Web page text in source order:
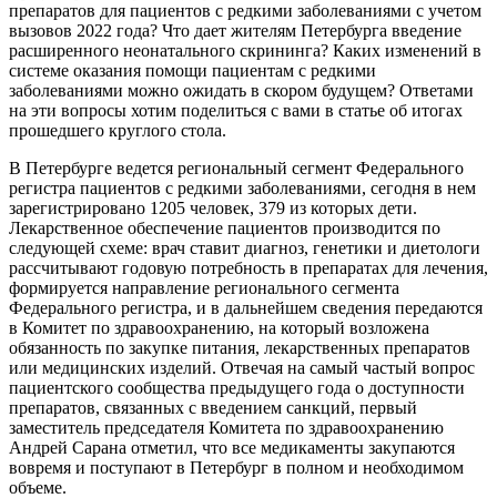
препаратов для пациентов с редкими заболеваниями с учетом
вызовов 2022 года? Что дает жителям Петербурга введение
расширенного неонатального скрининга? Каких изменений в
системе оказания помощи пациентам с редкими
заболеваниями можно ожидать в скором будущем? Ответами
на эти вопросы хотим поделиться с вами в статье об итогах
прошедшего круглого стола.
В Петербурге ведется региональный сегмент Федерального
регистра пациентов с редкими заболеваниями, сегодня в нем
зарегистрировано 1205 человек, 379 из которых дети.
Лекарственное обеспечение пациентов производится по
следующей схеме: врач ставит диагноз, генетики и диетологи
рассчитывают годовую потребность в препаратах для лечения,
формируется направление регионального сегмента
Федерального регистра, и в дальнейшем сведения передаются
в Комитет по здравоохранению, на который возложена
обязанность по закупке питания, лекарственных препаратов
или медицинских изделий. Отвечая на самый частый вопрос
пациентского сообщества предыдущего года о доступности
препаратов, связанных с введением санкций, первый
заместитель председателя Комитета по здравоохранению
Андрей Сарана отметил, что все медикаменты закупаются
вовремя и поступают в Петербург в полном и необходимом
объеме.